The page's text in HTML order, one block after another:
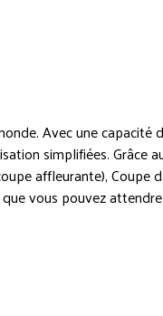
Avec une capacité
simplifiées. Grâce
affleurante), Coupe
vous pouvez